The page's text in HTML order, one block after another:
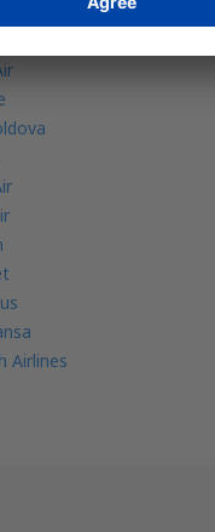
Airlines